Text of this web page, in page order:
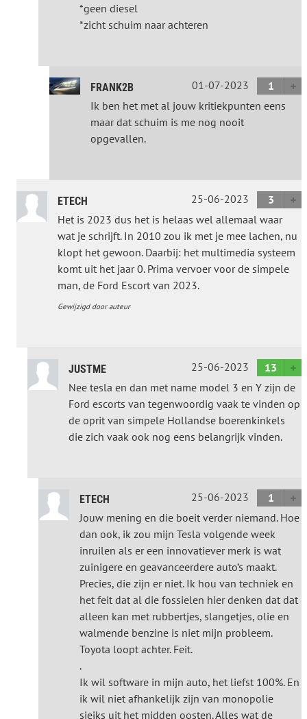
*geen diesel
*zicht schuim naar achteren
FRANK2B 01-07-2023
1
Ik ben het met al jouw kritiekpunten eens
maar dat schuim is me nog nooit
opgevallen.
ETECH 25-06-2023
3
Het is 2023 dus het is helaas wel allemaal waar
wat je schrijft. In 2010 zou ik met je mee lachen, nu
klopt het gewoon. Daarbij: het multimedia systeem
komt uit het jaar 0. Prima vervoer voor de simpele
man, de Ford Escort van 2023.
Gewijzigd door auteur
JUSTME 25-06-2023
13
Nee tesla en dan met name model 3 en Y zijn de
Ford escorts van tegenwoordig vaak te vinden op
de oprit van simpele Hollandse boerenkinkels
die zich vaak ook nog eens belangrijk vinden.
ETECH 25-06-2023
1
Jouw mening en die boeit verder niemand. Hoe
dan ook, ik zou mijn Tesla volgende week
inruilen als er een innovatiever merk is wat
zuinigere en geavanceerdere auto’s maakt.
Precies, die zijn er niet. Ik hou van techniek en
het feit dat al die fossielen hier denken dat dat
alleen kan met rubbertjes, slangetjes, olie en
walmende benzine is niet mijn probleem.
Toyota loopt achter. Feit.
.
Ik wil software in mijn auto, het liefst 100%. En
ik wil niet afhankelijk zijn van monopolie
sjeiks uit het midden oosten. Alles wat de